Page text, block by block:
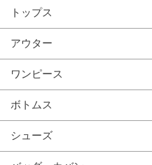
トップス
アウター
ワンピース
ボトムス
シューズ